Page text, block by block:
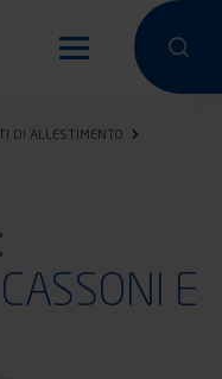
Condurre
DI ALLESTIMENTO
E